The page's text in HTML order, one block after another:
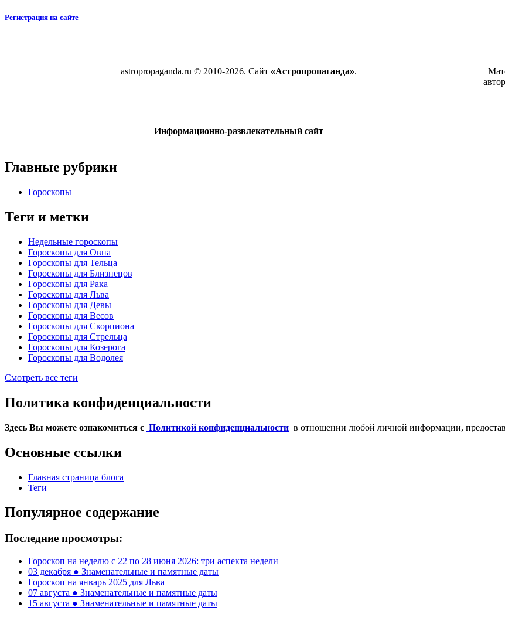
Регистрация на сайте
astropropaganda.ru © 2010-2026. Сайт «Астропропаганда».
Информационно-развлекательный сайт
Главные рубрики
Гороскопы
Теги и метки
Недельные гороскопы
Гороскопы для Овна
Гороскопы для Тельца
Гороскопы для Близнецов
Гороскопы для Рака
Гороскопы для Льва
Гороскопы для Девы
Гороскопы для Весов
Гороскопы для Скорпиона
Гороскопы для Стрельца
Гороскопы для Козерога
Гороскопы для Водолея
Смотреть все теги
Политика конфиденциальности
Здесь Вы можете ознакомиться с Политикой конфиденциальности в отношении любой личной информации,
Основные ссылки
Главная страница блога
Теги
Популярное содержание
Последние просмотры:
Гороскоп на неделю с 22 по 28 июня 2026: три аспекта недели
03 декабря ● Знаменательные и памятные даты
Гороскоп на январь 2025 для Льва
07 августа ● Знаменательные и памятные даты
15 августа ● Знаменательные и памятные даты